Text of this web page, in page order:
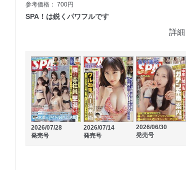
参考価格： 700円
SPA！は鋭くパワフルです
詳細
2026/07/28
発売号
2026/07/14
発売号
2026/06/30
発売号